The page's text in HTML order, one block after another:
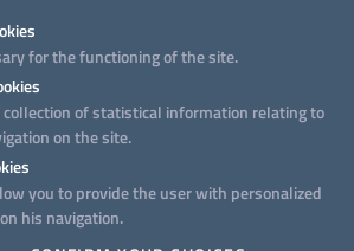
for the functioning of the site.
collection of statistical information relating to
on the site.
you to provide the user with personalized
his navigation.